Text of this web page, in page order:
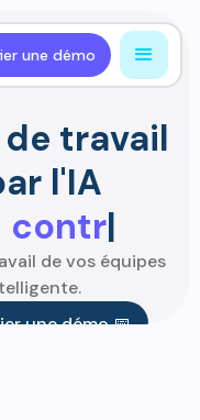
une démo
travail
l'IA
de vos équipes
une démo 📅